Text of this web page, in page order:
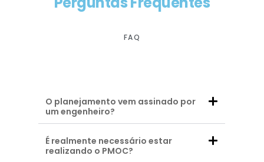
FAQ
O planejamento vem assinado por
um engenheiro?
É realmente necessário estar
realizando o PMOC?